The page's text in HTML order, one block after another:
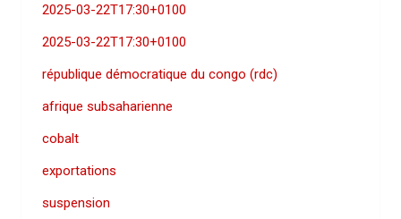
2025-03-22T17:30+0100
2025-03-22T17:30+0100
république démocratique du congo (rdc)
afrique subsaharienne
cobalt
exportations
suspension